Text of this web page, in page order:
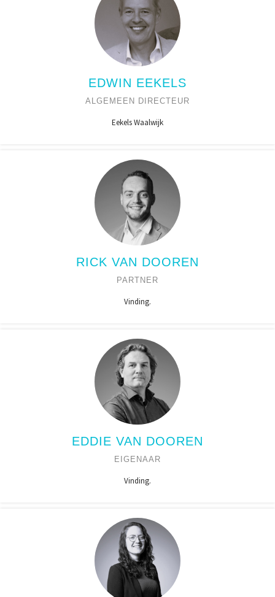
EDWIN EEKELS
ALGEMEEN DIRECTEUR
Eekels Waalwijk
RICK VAN DOOREN
PARTNER
Vinding.
EDDIE VAN DOOREN
EIGENAAR
Vinding.